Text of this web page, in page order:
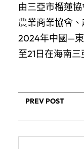
由三亞市榴蓮
農業商業協會
2024年中國—東
至21日在海南三
PREV POST